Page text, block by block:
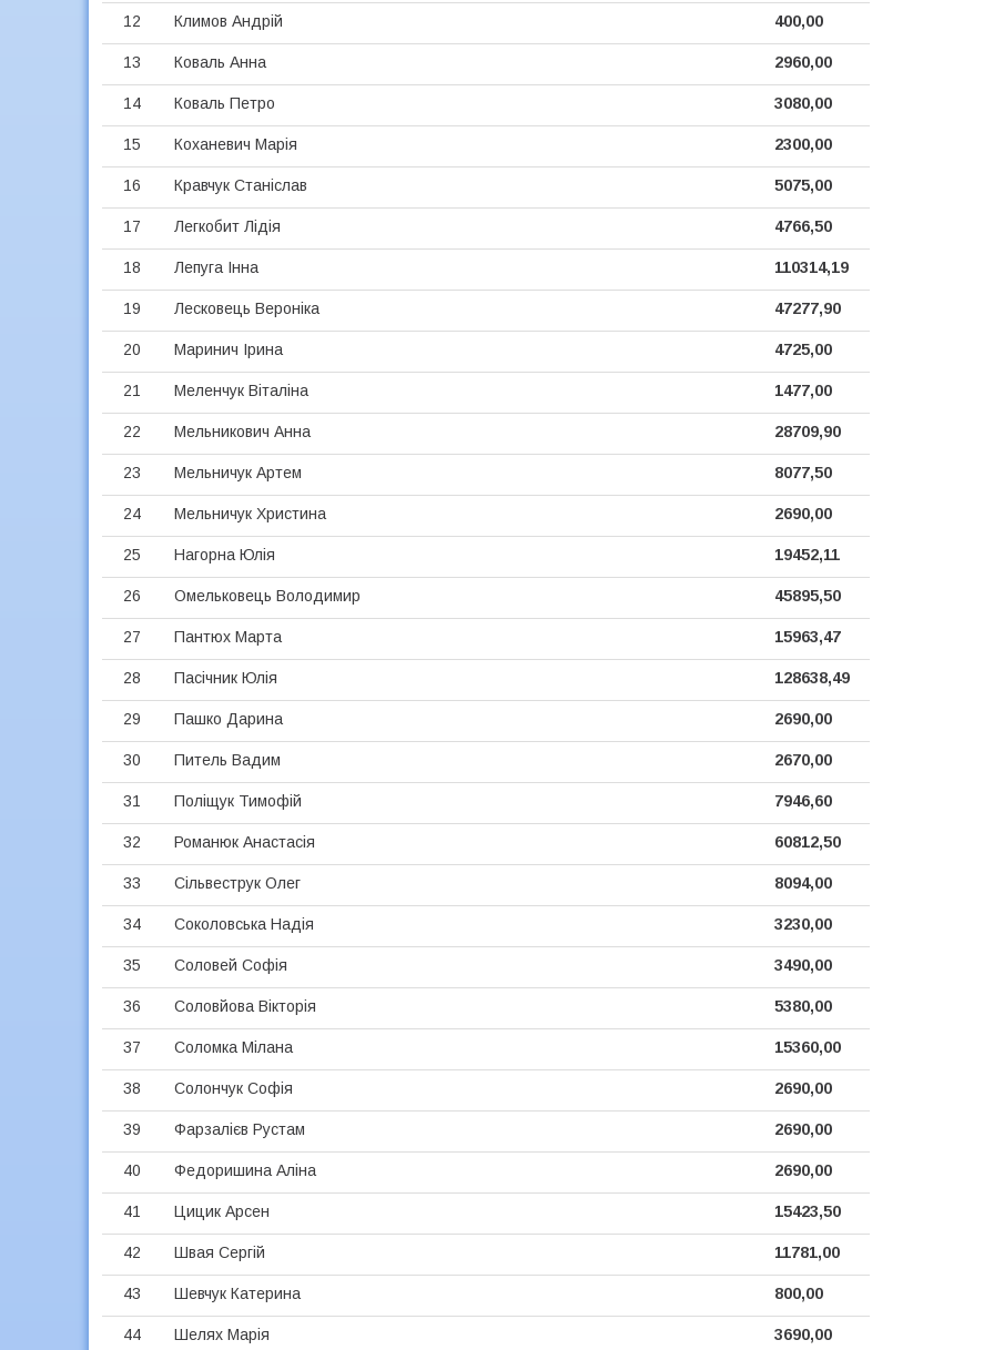
12 Климов Андрій 400,00
13 Коваль Анна 2960,00
14 Коваль Петро 3080,00
15 Коханевич Марія 2300,00
16 Кравчук Станіслав 5075,00
17 Легкобит Лідія 4766,50
18 Лепуга Інна 110314,19
19 Лесковець Вероніка 47277,90
20 Маринич Ірина 4725,00
21 Меленчук Віталіна 1477,00
22 Мельникович Анна 28709,90
23 Мельничук Артем 8077,50
24 Мельничук Христина 2690,00
25 Нагорна Юлія 19452,11
26 Омельковець Володимир 45895,50
27 Пантюх Марта 15963,47
28 Пасічник Юлія 128638,49
29 Пашко Дарина 2690,00
30 Питель Вадим 2670,00
31 Поліщук Тимофій 7946,60
32 Романюк Анастасія 60812,50
33 Сільвеструк Олег 8094,00
34 Соколовська Надія 3230,00
35 Соловей Софія 3490,00
36 Соловйова Вікторія 5380,00
37 Соломка Мілана 15360,00
38 Солончук Софія 2690,00
39 Фарзалієв Рустам 2690,00
40 Федоришина Аліна 2690,00
41 Цицик Арсен 15423,50
42 Швая Сергій 11781,00
43 Шевчук Катерина 800,00
44 Шелях Марія 3690,00